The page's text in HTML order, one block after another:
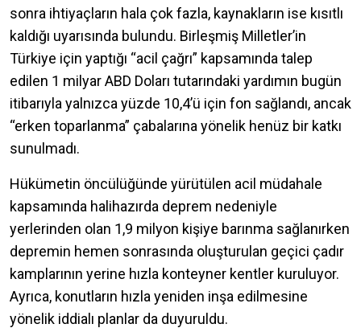
sonra ihtiyaçların hala çok fazla, kaynakların ise kısıtlı
kaldığı uyarısında bulundu. Birleşmiş Milletler’in
Türkiye için yaptığı “acil çağrı” kapsamında talep
edilen 1 milyar ABD Doları tutarındaki yardımın bugün
itibarıyla yalnızca yüzde 10,4’ü için fon sağlandı, ancak
“erken toparlanma” çabalarına yönelik henüz bir katkı
sunulmadı.
Hükümetin öncülüğünde yürütülen acil müdahale
kapsamında halihazırda deprem nedeniyle
yerlerinden olan 1,9 milyon kişiye barınma sağlanırken
depremin hemen sonrasında oluşturulan geçici çadır
kamplarının yerine hızla konteyner kentler kuruluyor.
Ayrıca, konutların hızla yeniden inşa edilmesine
yönelik iddialı planlar da duyuruldu.